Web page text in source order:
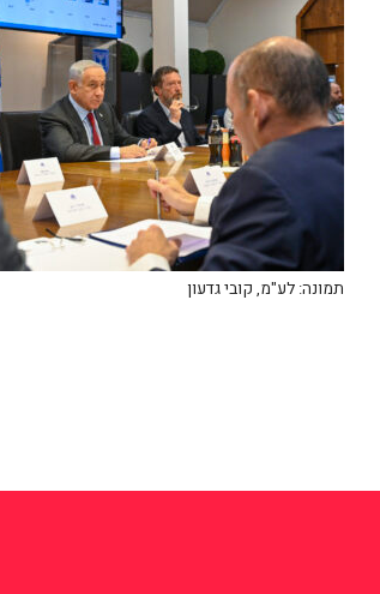
תמונה: לע"מ, קובי גדעון